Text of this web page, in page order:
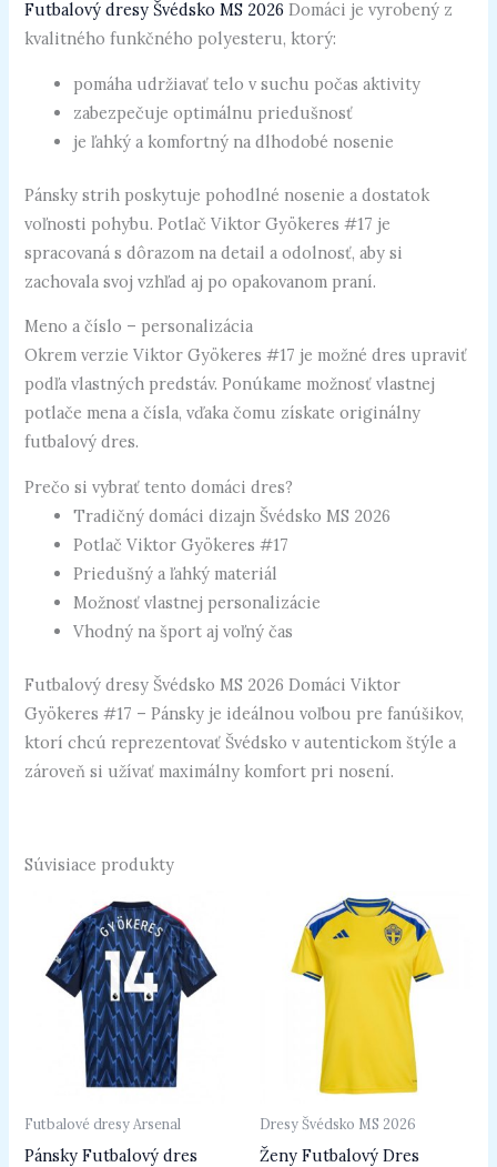
Futbalový dresy Švédsko MS 2026 Domáci je vyrobený z
kvalitného funkčného polyesteru, ktorý:
pomáha udržiavať telo v suchu počas aktivity
zabezpečuje optimálnu priedušnosť
je ľahký a komfortný na dlhodobé nosenie
Pánsky strih poskytuje pohodlné nosenie a dostatok
voľnosti pohybu. Potlač Viktor Gyökeres #17 je
spracovaná s dôrazom na detail a odolnosť, aby si
zachovala svoj vzhľad aj po opakovanom praní.
Meno a číslo – personalizácia
Okrem verzie Viktor Gyökeres #17 je možné dres upraviť
podľa vlastných predstáv. Ponúkame možnosť vlastnej
potlače mena a čísla, vďaka čomu získate originálny
futbalový dres.
Prečo si vybrať tento domáci dres?
Tradičný domáci dizajn Švédsko MS 2026
Potlač Viktor Gyökeres #17
Priedušný a ľahký materiál
Možnosť vlastnej personalizácie
Vhodný na šport aj voľný čas
Futbalový dresy Švédsko MS 2026 Domáci Viktor
Gyökeres #17 – Pánsky je ideálnou voľbou pre fanúšikov,
ktorí chcú reprezentovať Švédsko v autentickom štýle a
zároveň si užívať maximálny komfort pri nosení.
Súvisiace produkty
Futbalové dresy Arsenal
Pánsky Futbalový dres
Dresy Švédsko MS 2026
Ženy Futbalový Dres